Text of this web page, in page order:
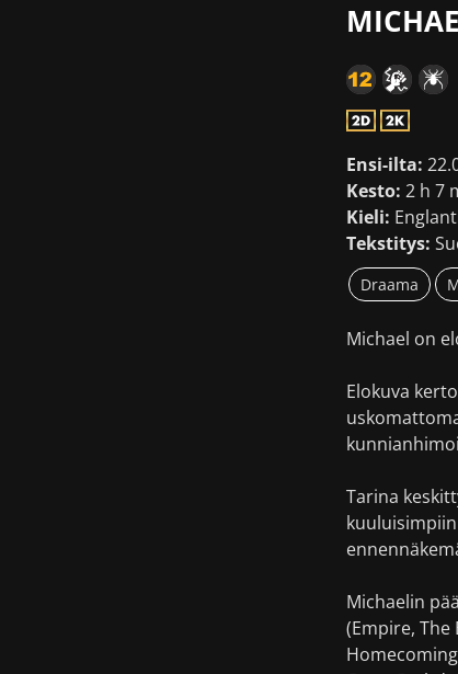
Ensi-ilta:
Kesto: 2 h 7
Kieli:
Tekstitys:
Draama
Michael on
Elokuva
Tarina
Michaelin
(Empire, The